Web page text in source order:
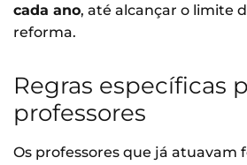
cada ano, até alcançar o limite
reforma.
Regras específicas
professores
Os professores que já atuavam